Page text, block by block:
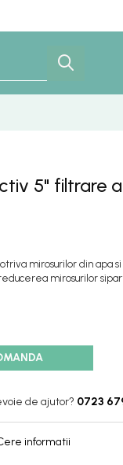
5" filtrare
mirosurilor din apa
mirosurilor
de ajutor? 0723
informatii